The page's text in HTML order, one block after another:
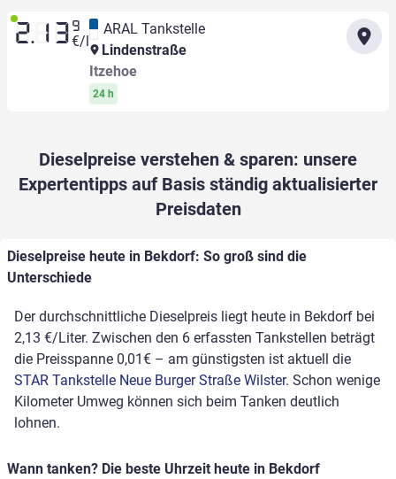
2.13 9
€/l
ARAL Tankstelle
Lindenstraße
Itzehoe
24 h
Dieselpreise verstehen & sparen: unsere
Expertentipps auf Basis ständig aktualisierter
Preisdaten
Dieselpreise heute in Bekdorf: So groß sind die
Unterschiede
Der durchschnittliche Dieselpreis liegt heute in Bekdorf bei
2,13 €/Liter. Zwischen den 6 erfassten Tankstellen beträgt
die Preisspanne 0,01€ – am günstigsten ist aktuell die
STAR Tankstelle Neue Burger Straße Wilster. Schon wenige
Kilometer Umweg können sich beim Tanken deutlich
lohnen.
Wann tanken? Die beste Uhrzeit heute in Bekdorf